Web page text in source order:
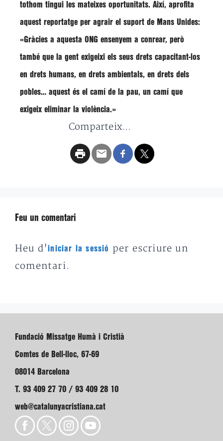
tothom tingui les mateixes oportunitats. Així, aprofita
aquest reportatge per agrair el suport de Mans Unides:
«Gràcies a aquesta ONG ensenyem a conrear, però
també que la gent exigeixi els seus drets capacitant-los
en drets humans, en drets ambientals, en drets dels
pobles… aquest és el camí de la pau, un camí que
exigeix eliminar la violència.»
Comparteix...
Feu un comentari
Heu d'iniciar la sessió
per escriure un
comentari.
Fundació Missatge Humà i Cristià
Comtes de Bell-lloc, 67-69
08014 Barcelona
T. 93 409 27 70 / 93 409 28 10
web@catalunyacristiana.cat